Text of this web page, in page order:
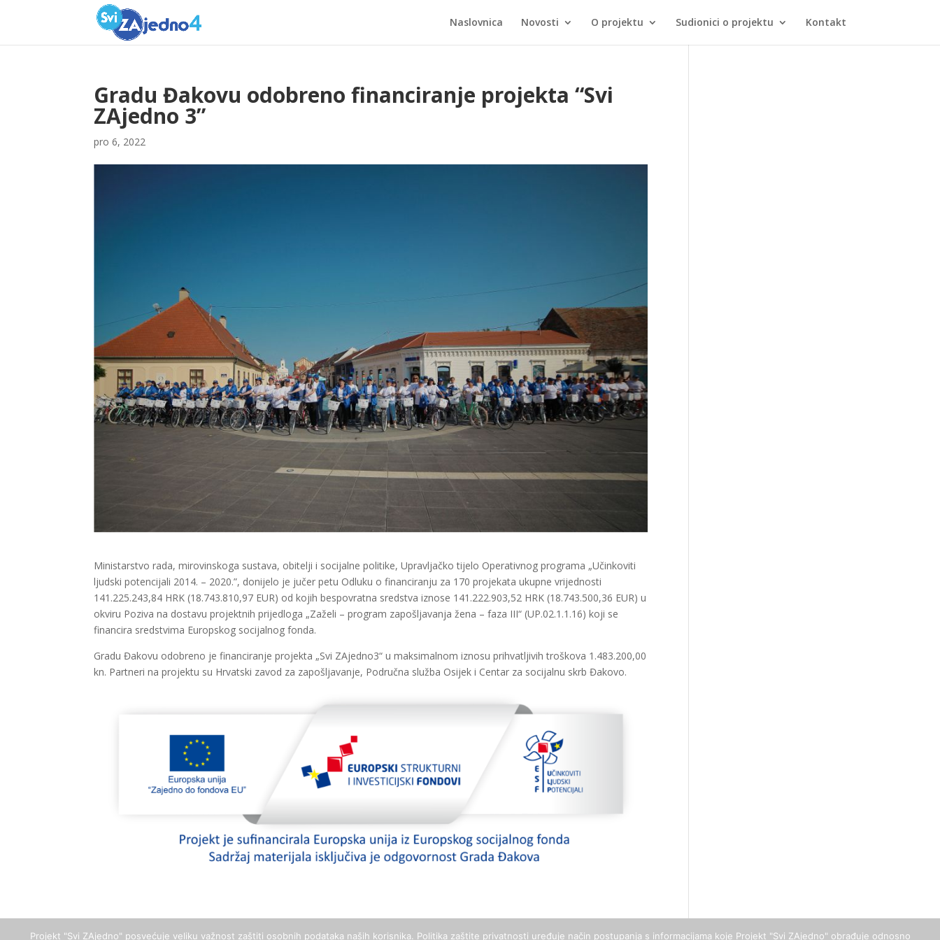
Naslovnica Novosti O projektu Sudionici o projektu Kontakt
Gradu Đakovu odobreno financiranje projekta “Svi
ZAjedno 3”
pro 6, 2022
Ministarstvo rada, mirovinskoga sustava, obitelji i socijalne politike, Upravljačko tijelo Operativnog programa „Učinkoviti
ljudski potencijali 2014. – 2020.”, donijelo je jučer petu Odluku o financiranju za 170 projekata ukupne vrijednosti
141.225.243,84 HRK (18.743.810,97 EUR) od kojih bespovratna sredstva iznose 141.222.903,52 HRK (18.743.500,36 EUR) u
okviru Poziva na dostavu projektnih prijedloga „Zaželi – program zapošljavanja žena – faza III“ (UP.02.1.1.16) koji se
financira sredstvima Europskog socijalnog fonda.
Gradu Đakovu odobreno je financiranje projekta „Svi ZAjedno3“ u maksimalnom iznosu prihvatljivih troškova 1.483.200,00
kn. Partneri na projektu su Hrvatski zavod za zapošljavanje, Područna služba Osijek i Centar za socijalnu skrb Đakovo.
Projekt "Svi ZAjedno" posvećuje veliku važnost zaštiti osobnih podataka naših korisnika. Politika zaštite privatnosti uređuje način postupanja s informacijama koje Projekt "Svi ZAjedno" obrađuje odnosno